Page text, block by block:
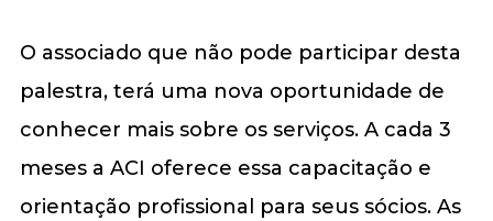
O associado que não pode participar desta
palestra, terá uma nova oportunidade de
conhecer mais sobre os serviços. A cada 3
meses a ACI oferece essa capacitação e
orientação profissional para seus sócios. As